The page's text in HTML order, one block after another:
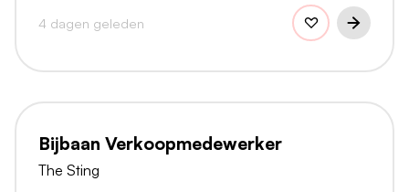
4 dagen geleden
Bijbaan Verkoopmedewerker
The Sting